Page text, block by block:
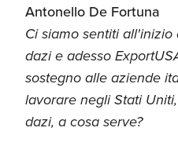
Antonello De Fortuna
Ci siamo sentiti
dazi e adesso
sostegno alle aziende
lavorare negli Stati
dazi, a cosa serve?